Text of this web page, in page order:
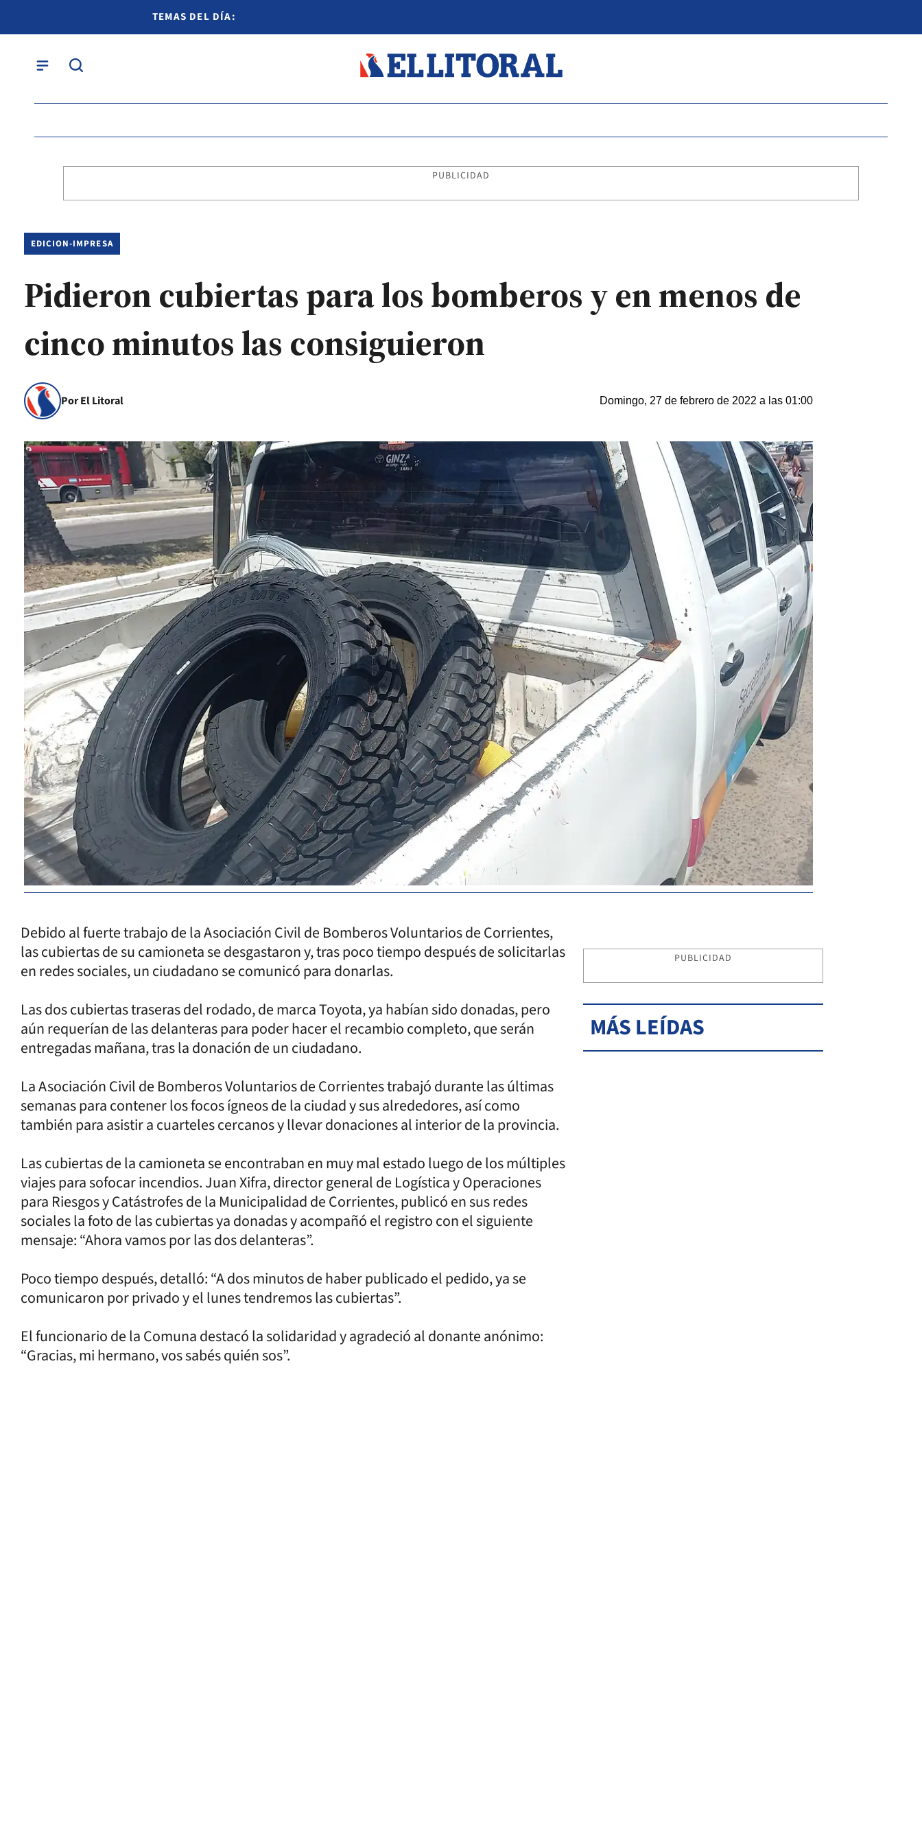
TEMAS DEL DÍA:
PUBLICIDAD
EDICION-IMPRESA
Pidieron cubiertas para los bomberos y en menos de
cinco minutos las consiguieron
Por El Litoral Domingo, 27 de febrero de 2022 a las 01:00
Debido al fuerte trabajo de la Asociación Civil de Bomberos Voluntarios de Corrientes,
las cubiertas de su camioneta se desgastaron y, tras poco tiempo después de solicitarlas
en redes sociales, un ciudadano se comunicó para donarlas.
Las dos cubiertas traseras del rodado, de marca Toyota, ya habían sido donadas, pero
aún requerían de las delanteras para poder hacer el recambio completo, que serán
entregadas mañana, tras la donación de un ciudadano.
La Asociación Civil de Bomberos Voluntarios de Corrientes trabajó durante las últimas
semanas para contener los focos ígneos de la ciudad y sus alrededores, así como
también para asistir a cuarteles cercanos y llevar donaciones al interior de la provincia.
Las cubiertas de la camioneta se encontraban en muy mal estado luego de los múltiples
viajes para sofocar incendios. Juan Xifra, director general de Logística y Operaciones
para Riesgos y Catástrofes de la Municipalidad de Corrientes, publicó en sus redes
sociales la foto de las cubiertas ya donadas y acompañó el registro con el siguiente
mensaje: “Ahora vamos por las dos delanteras”.
Poco tiempo después, detalló: “A dos minutos de haber publicado el pedido, ya se
comunicaron por privado y el lunes tendremos las cubiertas”.
El funcionario de la Comuna destacó la solidaridad y agradeció al donante anónimo:
“Gracias, mi hermano, vos sabés quién sos”.
PUBLICIDAD
MÁS LEÍDAS